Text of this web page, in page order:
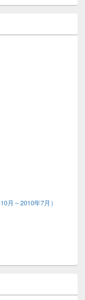
月～2010年7月）